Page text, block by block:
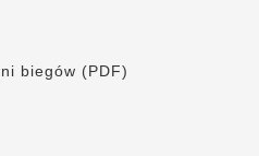
biegów (PDF)